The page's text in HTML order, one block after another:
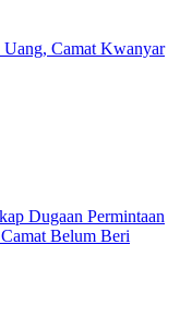
Uang, Camat Kwanyar
Dugaan Permintaan
Belum Beri